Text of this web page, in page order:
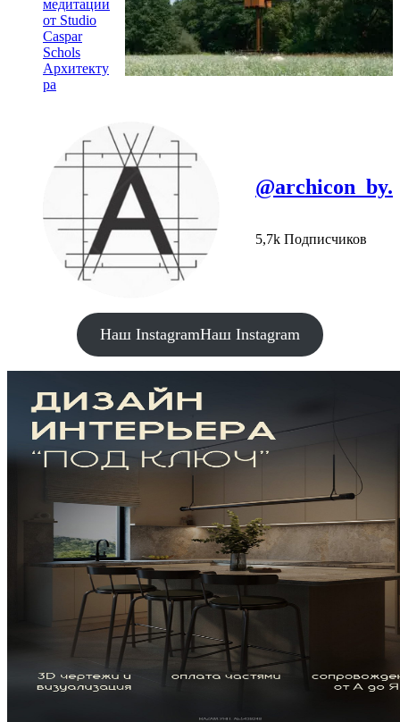
медитации
от Studio
Caspar
Schols
Архитекту
ра
@archicon_by.
5,7k Подписчиков
Наш InstagramНаш Instagram